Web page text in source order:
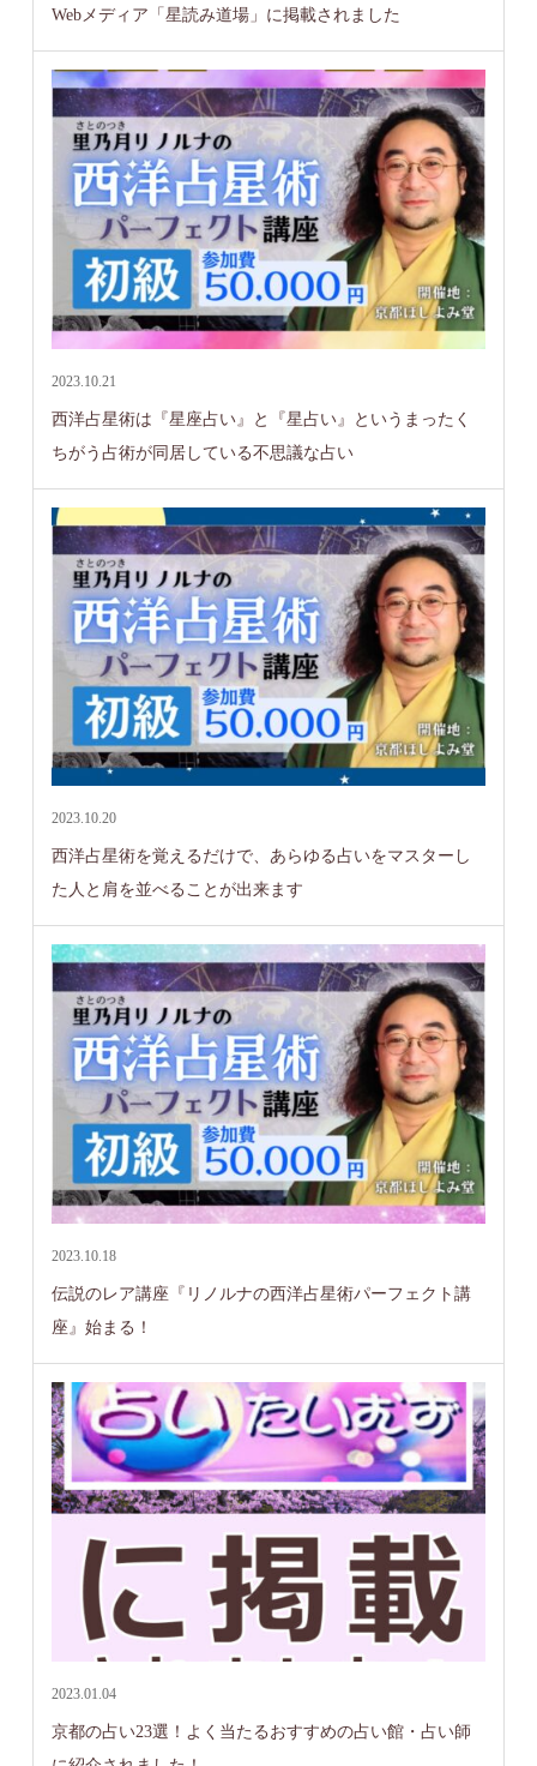
Webメディア「星読み道場」に掲載されました
2023.10.21
西洋占星術は『星座占い』と『星占い』というまったく
ちがう占術が同居している不思議な占い
2023.10.20
西洋占星術を覚えるだけで、あらゆる占いをマスターし
た人と肩を並べることが出来ます
2023.10.18
伝説のレア講座『リノルナの西洋占星術パーフェクト講
座』始まる！
2023.01.04
京都の占い23選！よく当たるおすすめの占い館・占い師